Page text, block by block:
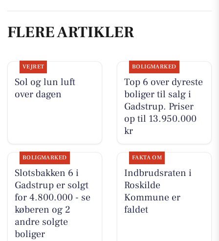
FLERE ARTIKLER
VEJRET
Sol og lun luft
over dagen
BOLIGMARKED
Top 6 over dyreste
boliger til salg i
Gadstrup. Priser
op til 13.950.000
kr
BOLIGMARKED
Slotsbakken 6 i
Gadstrup er solgt
for 4.800.000 - se
køberen og 2
andre solgte
boliger
FAKTA OM
Indbrudsraten i
Roskilde
Kommune er
faldet